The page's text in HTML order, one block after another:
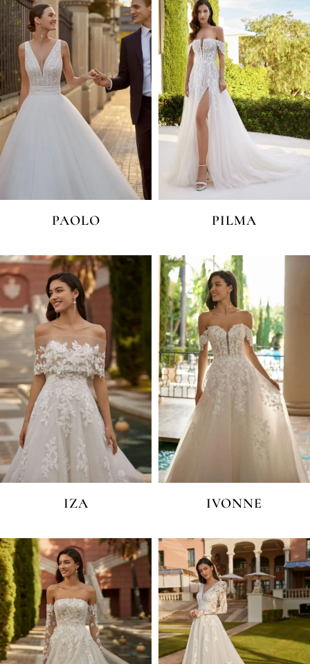
PAOLO PILMA
IZA IVONNE